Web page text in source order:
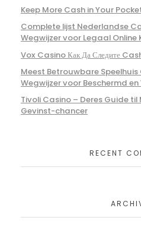
Keep More Cash in Your
Complete lijst Nederlandse
Wegwijzer voor Legaal Online
Vox Casino Как Да Следите
Meest Betrouwbare
Wegwijzer voor Beschermd
Tivoli Casino – Deres Guide
Gevinst-chancer
RECENT